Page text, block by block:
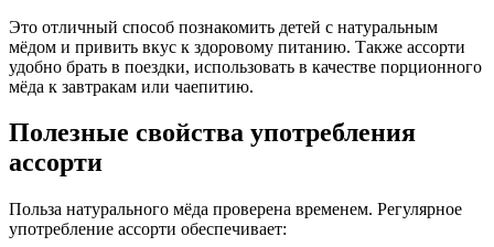
Это отличный способ познакомить детей с натуральным
мёдом и привить вкус к здоровому питанию. Также ассорти
удобно брать в поездки, использовать в качестве порционного
мёда к завтракам или чаепитию.
Полезные свойства употребления
ассорти
Польза натурального мёда проверена временем. Регулярное
употребление ассорти обеспечивает: